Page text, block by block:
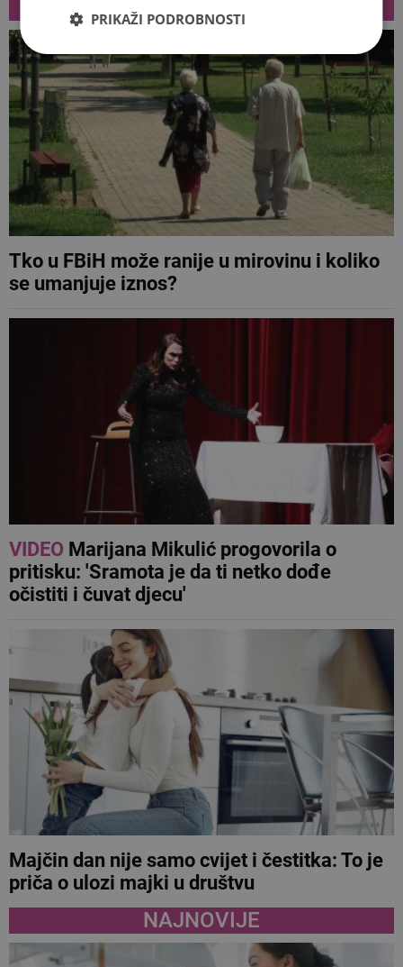
VEZANI ČLANCI
Tko u FBiH može ranije u mirovinu i koliko
se umanjuje iznos?
VIDEOMarijana Mikulić progovorila o
pritisku: 'Sramota je da ti netko dođe
očistiti i čuvat djecu'
Majčin dan nije samo cvijet i čestitka: To je
priča o ulozi majki u društvu
NAJNOVIJE
PRIKAŽI PODROBNOSTI